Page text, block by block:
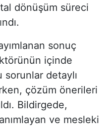
dönüşüm süreci
sonuç
içinde
detaylı
çözüm önerileri
Bildirgede,
ve mesleki